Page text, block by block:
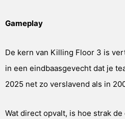
Gameplay
De kern van Killing Floor 3 is
in een eindbaasgevecht dat je
2025 net zo verslavend als in
Wat direct opvalt, is hoe strak